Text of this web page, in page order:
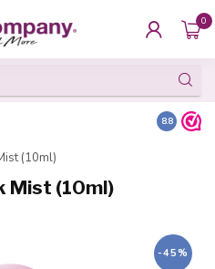
0
Besteld
8.8
(10ml)
Mist (10ml)
-45%